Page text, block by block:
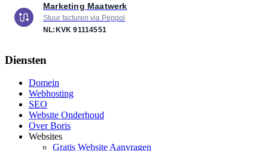
Marketing Maatwerk
Stuur facturen via Peppol
NL:KVK 91114551
Diensten
Domein
Webhosting
SEO
Website Onderhoud
Over Boris
Websites
Gratis Website Aanvragen